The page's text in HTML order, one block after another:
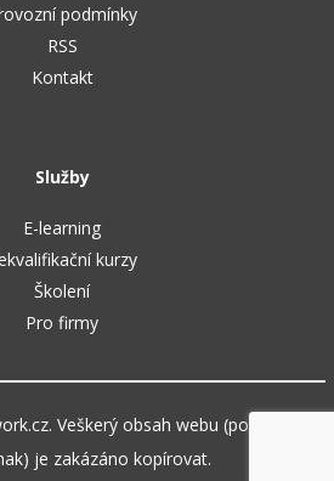
podmínky
RSS
Kontakt
Služby
E-learning
kurzy
Školení
Pro firmy
Veškerý obsah webu (pokud není
je zakázáno kopírovat.